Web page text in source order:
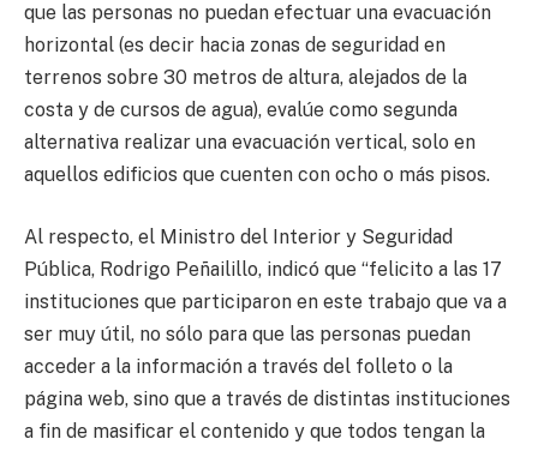
que las personas no puedan efectuar una evacuación
horizontal (es decir hacia zonas de seguridad en
terrenos sobre 30 metros de altura, alejados de la
costa y de cursos de agua), evalúe como segunda
alternativa realizar una evacuación vertical, solo en
aquellos edificios que cuenten con ocho o más pisos.
Al respecto, el Ministro del Interior y Seguridad
Pública, Rodrigo Peñailillo, indicó que “felicito a las 17
instituciones que participaron en este trabajo que va a
ser muy útil, no sólo para que las personas puedan
acceder a la información a través del folleto o la
página web, sino que a través de distintas instituciones
a fin de masificar el contenido y que todos tengan la